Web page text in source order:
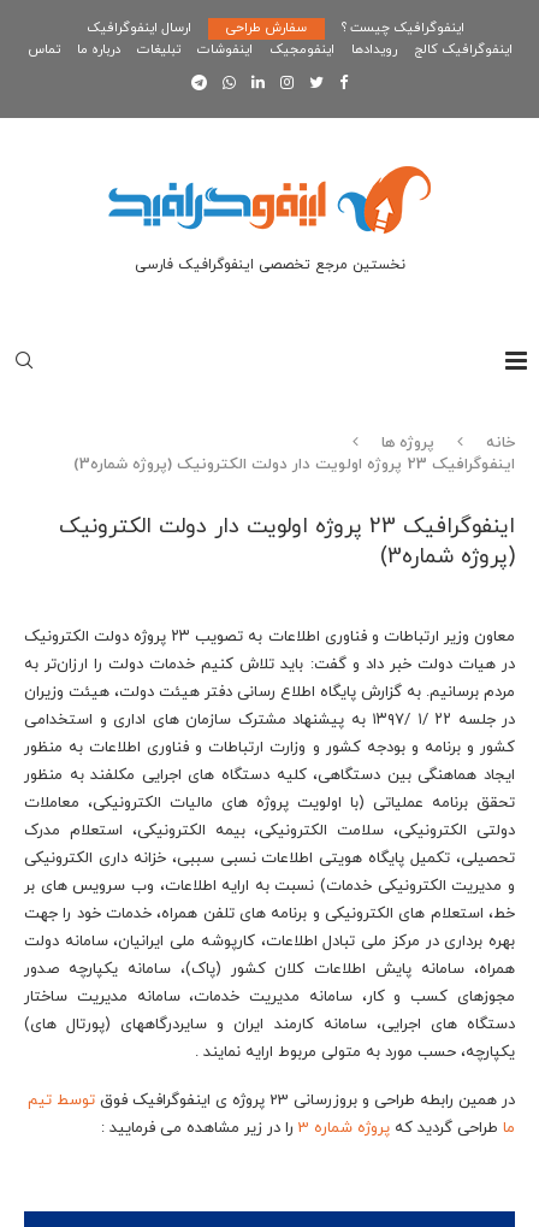
اینفوگرافیک چیست ؟ سفارش طراحی
ارسال اینفوگرافیک
اینفوگرافیک کالج
رویدادها اینفومجیک اینفوشات تبلیغات درباره ما تماس
نخستین مرجع تخصصی اینفوگرافیک فارسی
خانه
پروژه ها
اینفوگرافیک 23 پروژه اولویت دار دولت الکترونیک (پروژه شماره3)
اینفوگرافیک 23 پروژه اولویت دار دولت الکترونیک
(پروژه شماره3)
معاون وزیر ارتباطات و فناوری اطلاعات به تصویب ۲۳ پروژه دولت الکترونیک
در هیات دولت خبر داد و گفت: باید تلاش کنیم خدمات دولت را ارزان‌تر به
مردم برسانیم. به گزارش پایگاه اطلاع رسانی دفتر هیئت دولت، هیئت وزیران
در جلسه ۲۲ /۱ /۱۳۹۷ به پیشنهاد مشترک سازمان های اداری و استخدامی
کشور و برنامه و بودجه کشور و وزارت ارتباطات و فناوری اطلاعات به منظور
ایجاد هماهنگی بین دستگاهی، کلیه دستگاه های اجرایی مکلفند به منظور
تحقق برنامه عملیاتی (با اولویت پروژه های مالیات الکترونیکی، معاملات
دولتی الکترونیکی، سلامت الکترونیکی، بیمه الکترونیکی، استعلام مدرک
تحصیلی، تکمیل پایگاه هویتی اطلاعات نسبی سببی، خزانه داری الکترونیکی
و مدیریت الکترونیکی خدمات) نسبت به ارایه اطلاعات، وب سرویس های بر
خط، استعلام های الکترونیکی و برنامه های تلفن همراه، خدمات خود را جهت
بهره برداری در مرکز ملی تبادل اطلاعات، کارپوشه ملی ایرانیان، سامانه دولت
همراه، سامانه پایش اطلاعات کلان کشور (پاک)، سامانه یکپارچه صدور
مجوزهای کسب و کار، سامانه مدیریت خدمات، سامانه مدیریت ساختار
دستگاه های اجرایی، سامانه کارمند ایران و سایردرگاه­های (پورتال های)
یکپارچه، حسب مورد به متولی مربوط ارایه نمایند .
در همین رابطه طراحی و بروزرسانی 23 پروژه ی اینفوگرافیک فوق
توسط تیم
ما طراحی گردید که پروژه شماره 3 را در زیر مشاهده می فرمایید :